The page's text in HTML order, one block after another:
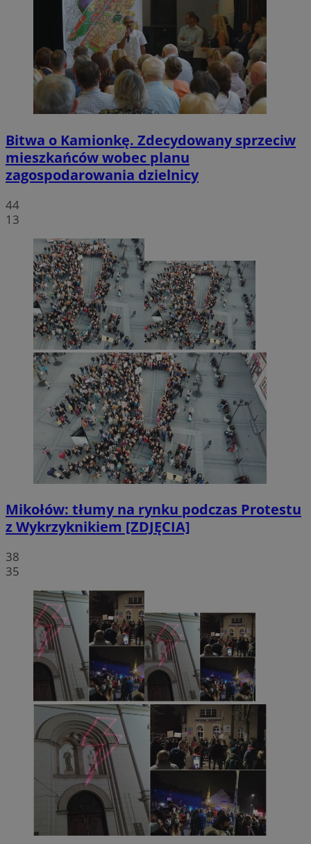
Bitwa o Kamionkę. Zdecydowany sprzeciw
mieszkańców wobec planu
zagospodarowania dzielnicy
44
13
Mikołów: tłumy na rynku podczas Protestu
z Wykrzyknikiem [ZDJĘCIA]
38
35